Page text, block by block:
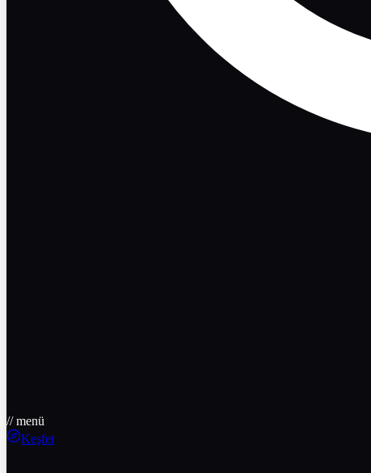
// menü
Keşfet